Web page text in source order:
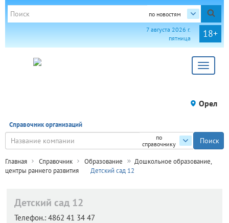
по новостям
18+
7 августа 2026 г.
пятница
Toggle
Орел
Справочник организаций
по
справочнику
Главная Справочник Образование
Дошкольное образование,
центры раннего развития
Детский сад 12
Детский сад 12
Телефон.: 4862 41 34 47